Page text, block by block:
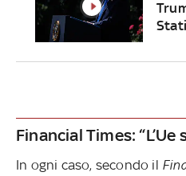
Financial Times:
In ogni caso, secondo il